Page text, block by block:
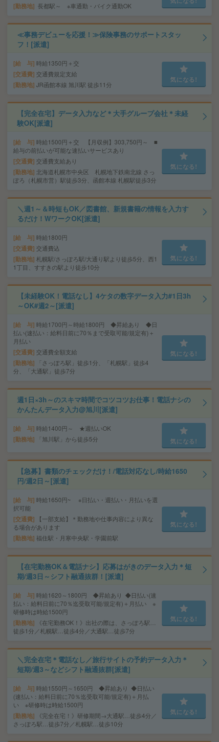
勤務地 長都駅～ ※車通勤・バイク通勤OK
≪事務デビューを応援！≫保険事務のサポートスタッ
フ！[派遣]
給 与 時給1350円＋交
交通費 交通費規定支給
勤務地 JR函館本線 旭川駅 徒歩11分
気になる!
【完全在宅】データ入力など＊大手グループ会社＊未経
験OK[派遣]
給 与 時給1500円＋交 【月収例】303,750円～ ■
給与の前払いが可能な速払いサービスあり
交通費 交通費支給あり
勤務地 北海道札幌市中央区 札幌地下鉄南北線 さっ
ぽろ（札幌市営）駅徒歩3分、函館本線 札幌駅徒歩3分
気になる!
＼週1～＆時短もOK／図書館、新規書籍の情報を入力す
るだけ！WワークOK[派遣]
給 与 時給1800円
交通費 交通費込
勤務地 札幌駅/さっぽろ駅/大通り駅より徒歩5分、西1
1丁目、すすきの駅より徒歩10分
気になる!
【未経験OK！電話なし】4ケタの数字データ入力#1日3h
～OK#週2～[派遣]
給 与 時給1700円～時給1800円 ◆昇給あり ◆日
払い(速払い：給料日前に70％まで受取可能/規定有)＋
月払い
交通費 交通費全額支給
勤務地
「さっぽろ駅」徒歩1分、「札幌駅」徒歩4
分、「大通駅」徒歩7分
気になる!
週1日×3h～のスキマ時間でコツコツお仕事！電話ナシの
かんたんデータ入力@旭川[派遣]
給 与 時給1400円～ ★週払いOK
勤務地 「旭川駅」から徒歩5分 気になる!
【急募】書類のチェックだけ！/電話対応なし/時給1650
円/週2日～[派遣]
給 与 時給1650円~ ※日払い・週払い・月払いを選
択可能
交通費
【一部支給】＊勤務地や仕事内容により異な
る場合があります
勤務地 福住駅・月寒中央駅・学園前駅
気になる!
【在宅勤務OK＆電話ナシ】応募はがきのデータ入力＊短
期/週3日～シフト融通抜群！[派遣]
給 与 時給1620～1800円 ◆昇給あり ◆日払い(速
払い：給料日前に70％迄受取可能/規定有)＋月払い ※
研修時は時給1500円
勤務地
《在宅勤務OK！》出社の際は、さっぽろ駅…
徒歩1分／札幌駅…徒歩4分／大通駅…徒歩7分
気になる!
＼完全在宅＊電話なし／旅行サイトの予約データ入力＊
短期/週3～などシフト融通抜群[派遣]
給 与 時給1550円～1650円 ◆昇給あり ◆日払い
(速払い：給料日前に70％迄受取可能/規定有)＋月払
い ※研修時は時給1500円
勤務地
《完全在宅！》研修期間→大通駅…徒歩4分／
さっぽろ駅…徒歩7分／札幌駅…徒歩10分
気になる!